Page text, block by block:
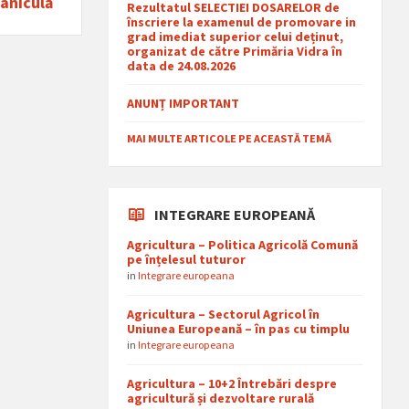
Rezultatul SELECTIEI DOSARELOR de
înscriere la examenul de promovare in
grad imediat superior celui deținut,
organizat de către Primăria Vidra în
data de 24.08.2026
ANUNȚ IMPORTANT
MAI MULTE ARTICOLE PE ACEASTĂ TEMĂ
INTEGRARE EUROPEANĂ
Agricultura – Politica Agricolă Comună
pe înțelesul tuturor
inIntegrare europeana
Agricultura – Sectorul Agricol în
Uniunea Europeană – în pas cu timplu
inIntegrare europeana
Agricultura – 10+2 Întrebări despre
agricultură și dezvoltare rurală